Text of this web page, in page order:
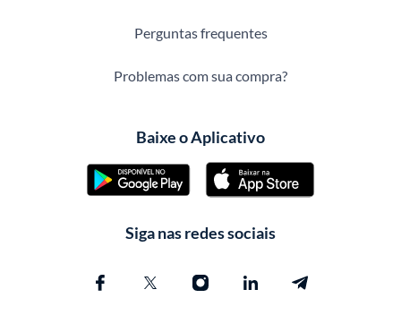
Perguntas frequentes
Problemas com sua compra?
Baixe o Aplicativo
Siga nas redes sociais